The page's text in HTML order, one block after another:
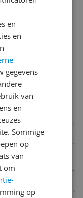
van je
het schrijven
en 10 minuten.
een betere
kans op
9
8
7
en
en
gegevens
van
en
Sommige
op
van
om
op